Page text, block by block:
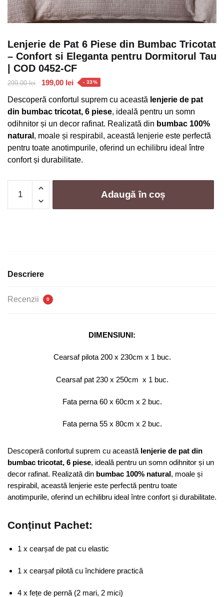
Lenjerie de Pat 6 Piese din Bumbac Tricotat
– Confort si Eleganta pentru Dormitorul Tau
| COD 0452-CF
299,00lei
Prețul
a
fost:
299,00 lei.
199,00 lei Prețul
este:
199,00 lei.
- 33%
Descoperă confortul suprem cu această lenjerie de pat
din bumbac tricotat, 6 piese, ideală pentru un somn
odihnitor și un decor rafinat. Realizată din bumbac 100%
natural , moale și respirabil, această lenjerie este perfectă
pentru toate anotimpurile, oferind un echilibru ideal între
confort și durabilitate.
Lenjerie
de
Bumbac
Adaugă în coș
Descriere
Recenzii 0
DIMENSIUNI:
Cearsaf pilota 200 x 230cm x 1 buc.
Cearsaf pat 230 x 250cm x 1 buc.
Fata perna 60 x 60cm x 2 buc.
Fata perna 55 x 80cm x 2 buc.
Descoperă confortul suprem cu această lenjerie de pat din
bumbac tricotat, 6 piese, ideală pentru un somn odihnitor și un
decor rafinat. Realizată din bumbac 100% natural, moale și
respirabil, această lenjerie este perfectă pentru toate
anotimpurile, oferind un echilibru ideal între confort și durabilitate.
Conținut Pachet:
1 x cearșaf de pat cu elastic
1 x cearșaf pilotă cu închidere practică
4 x fețe de pernă (2 mari, 2 mici)